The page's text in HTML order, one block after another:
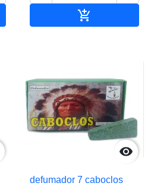


defumador 7 caboclos